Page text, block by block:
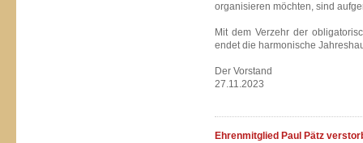
organisieren möchten, sind
Mit dem Verzehr der
endet die harmonische
Der Vorstand
27.11.2023
Ehrenmitglied Paul Pätz